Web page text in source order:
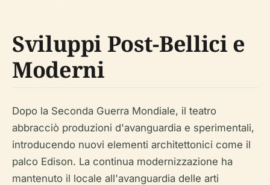
Sviluppi Post-Bellici e
Moderni
Dopo la Seconda Guerra Mondiale, il teatro
abbracciò produzioni d'avanguardia e sperimentali,
introducendo nuovi elementi architettonici come il
palco Edison. La continua modernizzazione ha
mantenuto il locale all'avanguardia delle arti